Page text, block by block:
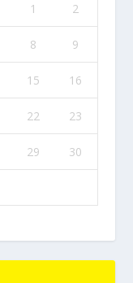
1 2
8 9
15 16
22 23
29 30